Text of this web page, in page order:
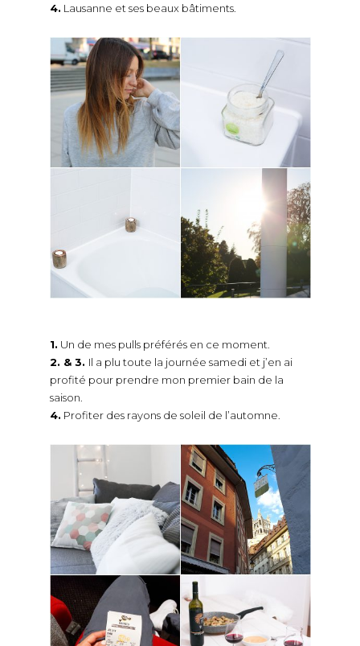
4. Lausanne et ses beaux bâtiments.
1. Un de mes pulls préférés en ce moment.
2. & 3. Il a plu toute la journée samedi et j’en ai
profité pour prendre mon premier bain de la
saison.
4. Profiter des rayons de soleil de l’automne.